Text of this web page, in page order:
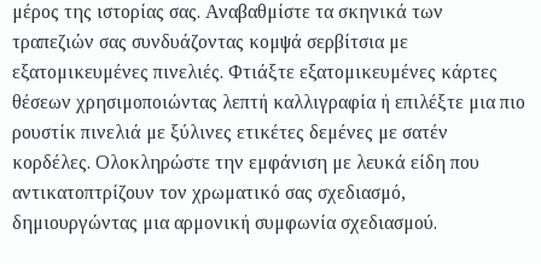
μέρος της ιστορίας σας. Αναβαθμίστε τα σκηνικά των
τραπεζιών σας συνδυάζοντας κομψά σερβίτσια με
εξατομικευμένες πινελιές. Φτιάξτε εξατομικευμένες κάρτες
θέσεων χρησιμοποιώντας λεπτή καλλιγραφία ή επιλέξτε μια πιο
ρουστίκ πινελιά με ξύλινες ετικέτες δεμένες με σατέν
κορδέλες. Ολοκληρώστε την εμφάνιση με λευκά είδη που
αντικατοπτρίζουν τον χρωματικό σας σχεδιασμό,
δημιουργώντας μια αρμονική συμφωνία σχεδιασμού.